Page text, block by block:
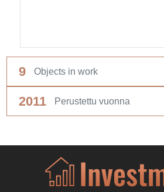
9 Objects in work
2011 Perustettu vuonna